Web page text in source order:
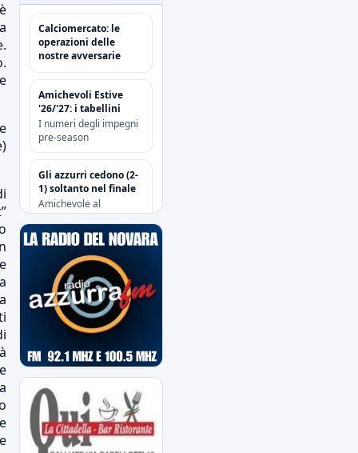
Calciomercato: le
operazioni delle
nostre avversarie
Amichevoli Estive
'26/'27: i tabellini
I numeri degli impegni
pre-season
Gli azzurri cedono (2-
1) soltanto nel finale
Amichevole al
“Sannazzari” di Chiavari
tra Entella e Novara
Risoluzione
contrattuale con
Attanasio e Camolese
Risoluzione
contrattuale con
Alberti
Acquisti/Cessioni
"Sessione Estiva
2026/2027"
tutte le operazioni degli